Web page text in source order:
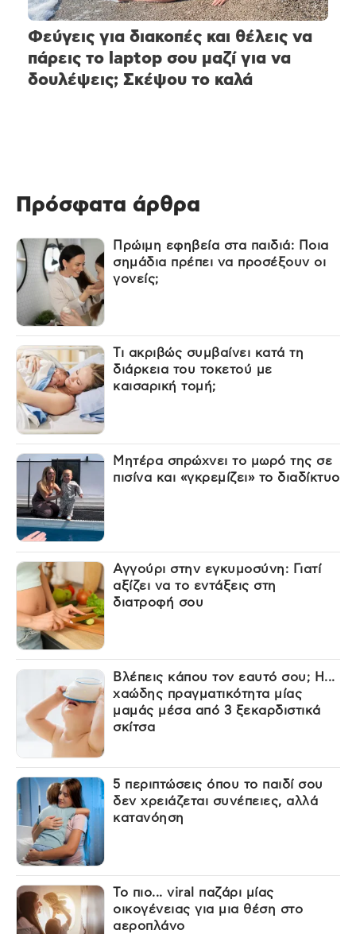
Φεύγεις για διακοπές και θέλεις να
πάρεις το laptop σου μαζί για να
δουλέψεις; Σκέψου το καλά
Πρόσφατα άρθρα
Πρώιμη εφηβεία στα παιδιά: Ποια
σημάδια πρέπει να προσέξουν οι
γονείς;
Τι ακριβώς συμβαίνει κατά τη
διάρκεια του τοκετού με
καισαρική τομή;
Μητέρα σπρώχνει το μωρό της σε
πισίνα και «γκρεμίζει» το διαδίκτυο
Αγγούρι στην εγκυμοσύνη: Γιατί
αξίζει να το εντάξεις στη
διατροφή σου
Βλέπεις κάπου τον εαυτό σου; Η...
χαώδης πραγματικότητα μίας
μαμάς μέσα από 3 ξεκαρδιστικά
σκίτσα
5 περιπτώσεις όπου το παιδί σου
δεν χρειάζεται συνέπειες, αλλά
κατανόηση
Το πιο... viral παζάρι μίας
οικογένειας για μια θέση στο
αεροπλάνο